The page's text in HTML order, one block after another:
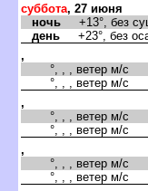
суббота, 27 июня
ночь +13°, без
день +23°, без
,
°, , , ветер м/с
°, , , ветер м/с
,
°, , , ветер м/с
°, , , ветер м/с
,
°, , , ветер м/с
°, , , ветер м/с